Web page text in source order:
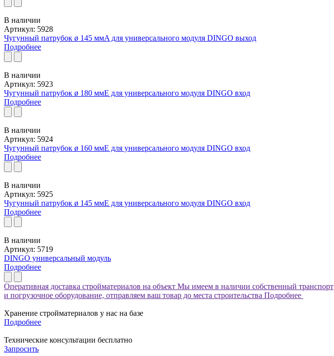
В наличии
Артикул: 5928
Чугунный патрубок ø 145 ммA для универсального модуля DINGO выход
Подробнее
В наличии
Артикул: 5923
Чугунный патрубок ø 180 ммE для универсального модуля DINGO вход
Подробнее
В наличии
Артикул: 5924
Чугунный патрубок ø 160 ммE для универсального модуля DINGO вход
Подробнее
В наличии
Артикул: 5925
Чугунный патрубок ø 145 ммE для универсального модуля DINGO вход
Подробнее
В наличии
Артикул: 5719
DINGO универсальный модуль
Подробнее
Оперативная доставка стройматериалов на объект Мы имеем в наличии собственный транспорт
и погрузочное оборудование, отправляем ваш товар до места строительства Подробнее
Хранение стройматериалов у нас на базе
Подробнее
Технические консультации бесплатно
Запросить